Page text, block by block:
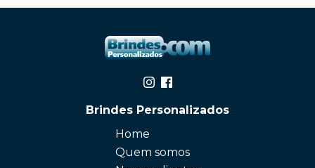
Brindes Personalizados
Home
Quem somos